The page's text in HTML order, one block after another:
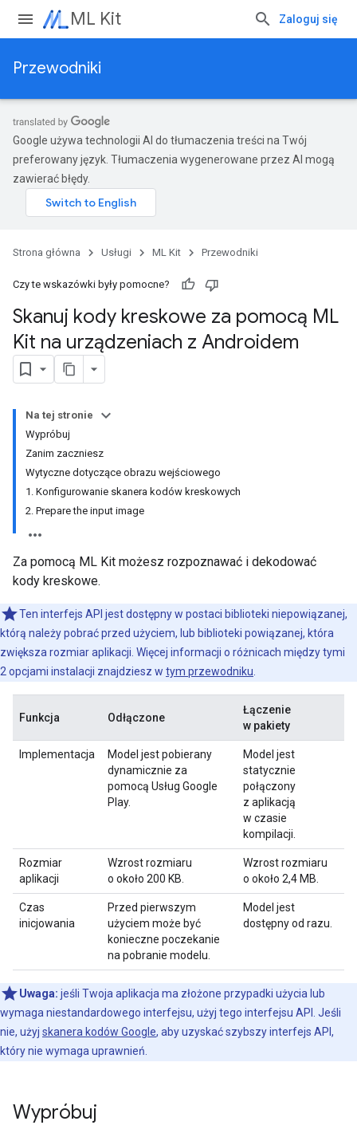
ML Kit Zaloguj się
Przewodniki
Google używa technologii AI do tłumaczenia treści na Twój
preferowany język. Tłumaczenia wygenerowane przez AI mogą
zawierać błędy.
Strona główna Usługi ML Kit Przewodniki
Czy te wskazówki były pomocne?
Skanuj kody kreskowe za pomocą ML
Kit na urządzeniach z Androidem
Na tej stronie
Wypróbuj
Zanim zaczniesz
Wytyczne dotyczące obrazu wejściowego
1. Konfigurowanie skanera kodów kreskowych
2. Prepare the input image
Za pomocą ML Kit możesz rozpoznawać i dekodować
kody kreskowe.
Ten interfejs API jest dostępny w postaci biblioteki niepowiązanej,
którą należy pobrać przed użyciem, lub biblioteki powiązanej, która
zwiększa rozmiar aplikacji. Więcej informacji o różnicach między tymi
2 opcjami instalacji znajdziesz w tym przewodniku
Funkcja Odłączone
Łączenie
w pakiety
Implementacja
Model jest pobierany
dynamicznie za
pomocą Usług Google
Play.
Model jest
statycznie
połączony
z aplikacją
w czasie
kompilacji.
Rozmiar
aplikacji
Wzrost rozmiaru
o około 200 KB.
Wzrost rozmiaru
o około 2,4 MB.
Czas
inicjowania
Przed pierwszym
użyciem może być
konieczne poczekanie
na pobranie modelu.
Model jest
dostępny od razu.
Uwaga: jeśli Twoja aplikacja ma złożone przypadki użycia lub
wymaga niestandardowego interfejsu, użyj tego interfejsu API. Jeśli
nie, użyj skanera kodów Google, aby uzyskać szybszy interfejs API,
który nie wymaga uprawnień.
Wypróbuj